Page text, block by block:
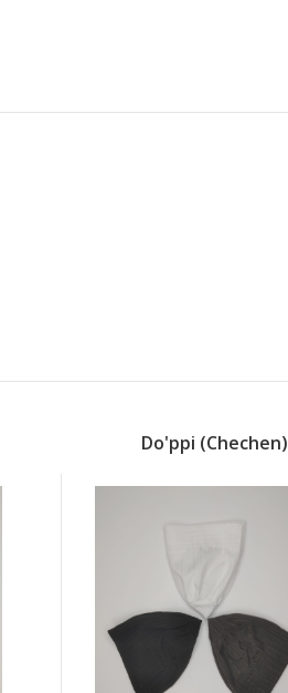
Do'ppi (chechen)